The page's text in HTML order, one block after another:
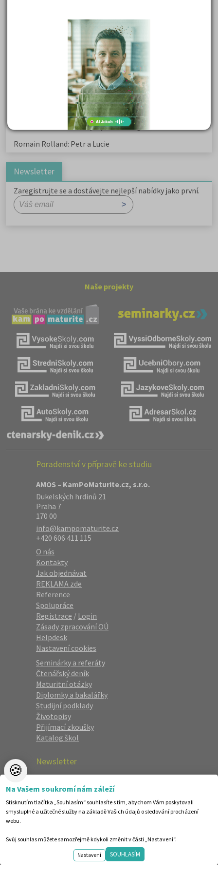
Karel Havlíček Borovský: Tyrolské elegie
Kritika hry M. L. King v Salesiánském divadle
Důležité reakce organických sloučenin a jejich význam
Zákonitosti v elektronové struktuře
Základní charakteristiky obyvatelstva a geografie sídel
Karel Hynek Mácha: Máj
Karel Havlíček Borovský: Tyrolské elegie
Romain Rolland: Petr a Lucie
Newsletter
Zaregistrujte se a dostávejte nejlepší nabídky jako první.
Naše projekty
Poradenství v přípravě ke studiu
AMOS – KamPoMaturite.cz, s.r.o.
Dukelských hrdinů 21
Praha 7
170 00
info@kampomaturite.cz
+420 606 411 115
O nás
Kontakty
Jak objednávat
REKLAMA zde
Reference
Spolupráce
Registrace / Login
Zásady zpracování OÚ
Helpdesk
Nastavení cookies
Seminárky a referáty
Čtenářský deník
Maturitní otázky
Diplomky a bakalářky
Studijní podklady
Životopisy
Přijímací zkoušky
Katalog škol
Newsletter
nabídky jako první.
🍪
Na Vašem soukromí nám záleží
Stisknutím tlačítka „Souhlasím“ souhlasíte s tím, abychom Vám poskytovali
smysluplné a užitečné služby na základě Vašich údajů o sledování procházení
webu.
Svůj souhlas můžete samozřejmě kdykoli změnit v části „Nastavení“.
Nastavení SOUHLASÍM